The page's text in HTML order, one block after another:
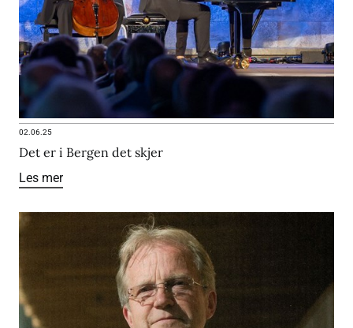
02.06.25
Det er i Bergen det skjer
Les mer